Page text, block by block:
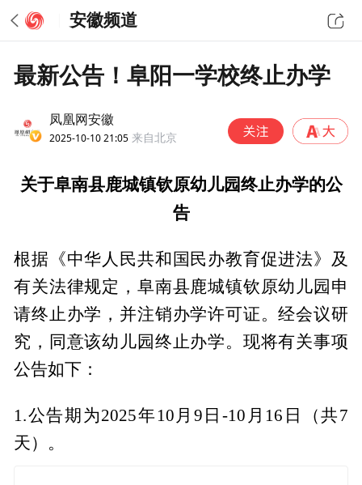
安徽频道
最新公告！阜阳一学校终止办学
凤凰网安徽
2025-10-10 21:05 来自北京
关于阜南县鹿城镇钦原幼儿园终止办学的公
告
根据《中华人民共和国民办教育促进法》及
有关法律规定，阜南县鹿城镇钦原幼儿园申
请终止办学，并注销办学许可证。经会议研
究，同意该幼儿园终止办学。现将有关事项
公告如下：
1.公告期为2025年10月9日-10月16日（共7
天）。